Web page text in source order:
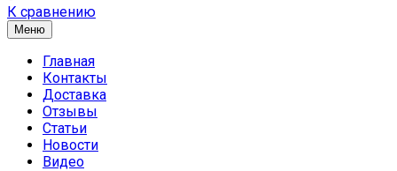
К сравнению
Меню
Главная
Контакты
Доставка
Отзывы
Статьи
Новости
Видео